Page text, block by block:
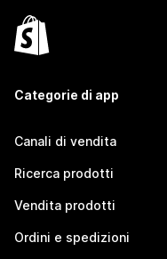
Categorie di app
Canali di vendita
Ricerca prodotti
Vendita prodotti
Ordini e spedizioni